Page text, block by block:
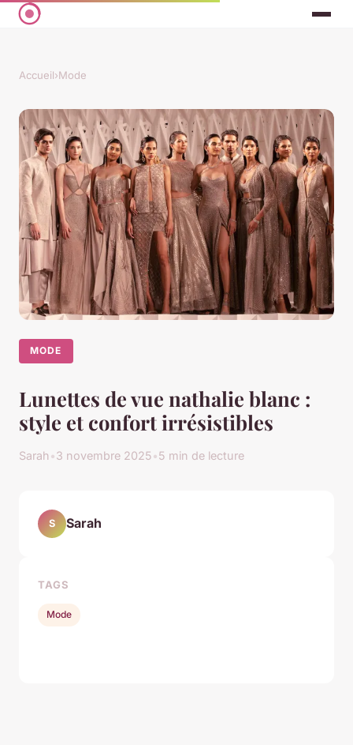
Accueil›Mode
MODE
Lunettes de vue nathalie blanc :
style et confort irrésistibles
Sarah•3 novembre 2025•5 min de lecture
S Sarah
TAGS
Mode